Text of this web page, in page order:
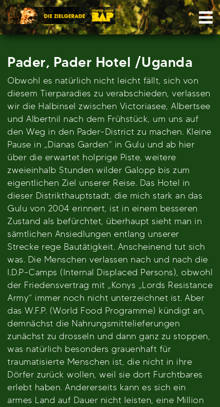
Skip
to
content
Pader, Pader Hotel /Uganda
Obwohl es natürlich nicht leicht fällt, sich von
diesem Tierparadies zu verabschieden, verlassen
wir die Halbinsel zwischen Victoriasee, Albertsee
und Albertnil nach dem Frühstück, um uns auf
den Weg in den Pader-District zu machen. Kleine
Pause in „Dianas Garden“ in Gulu und ab hier
über die erwartet holprige Piste, weitere
zweieinhalb Stunden wilder Galopp bis zum
eigentlichen Ziel unserer Reise. Das Hotel in
dieser Distrikthauptstadt, die mich stark an das
Gulu von 2004 erinnert, ist in einem besseren
Zustand als befürchtet, überhaupt sieht man in
sämtlichen Ansiedlungen entlang unserer
Strecke rege Bautätigkeit. Anscheinend tut sich
was. Die Menschen verlassen nach und nach die
I.D.P-Camps (Internal Displaced Persons), obwohl
der Friedensvertrag mit „Konys „Lords Resistance
Army“ immer noch nicht unterzeichnet ist. Aber
das W.F.P. (World Food Programme) kündigt an,
demnächst die Nahrungsmittelieferungen
zunächst zu drosseln und dann ganz zu stoppen,
was natürlich besonders grauenhaft für
traumatisierte Menschen ist, die nicht in ihre
Dörfer zurück wollen, weil sie dort Furchtbares
erlebt haben. Andererseits kann es sich ein
armes Land auf Dauer nicht leisten, eine Million